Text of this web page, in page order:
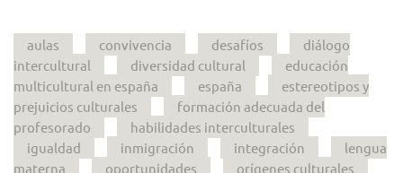
aulas convivencia desafíos
diálogo
intercultural
diversidad cultural
educación
multicultural en españa
españa
estereotipos y
prejuicios culturales
formación adecuada del
profesorado
habilidades interculturales
igualdad
inmigración integración
lengua
materna
oportunidades orígenes culturales